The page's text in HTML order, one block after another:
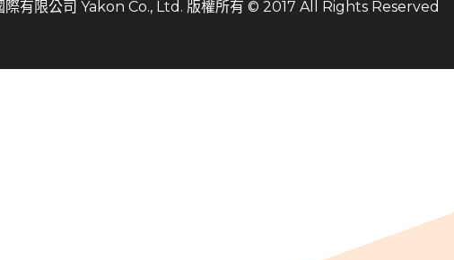
際有限公司 Yakon Co., Ltd. 版權所有 © 2017 All Rights Reserved